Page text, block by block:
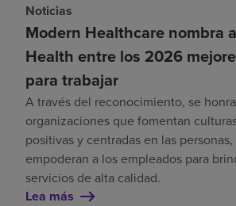
Noticias
Modern Healthcare nombra
Health entre los 2026
para trabajar
A través del reconocimiento, se
organizaciones que fomentan
positivas y centradas en las
empoderan a los empleados para
servicios de alta calidad.
Lea más